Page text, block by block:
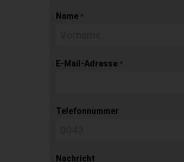
Name *
E-Mail-Adresse *
Telefonnummer
Nachricht